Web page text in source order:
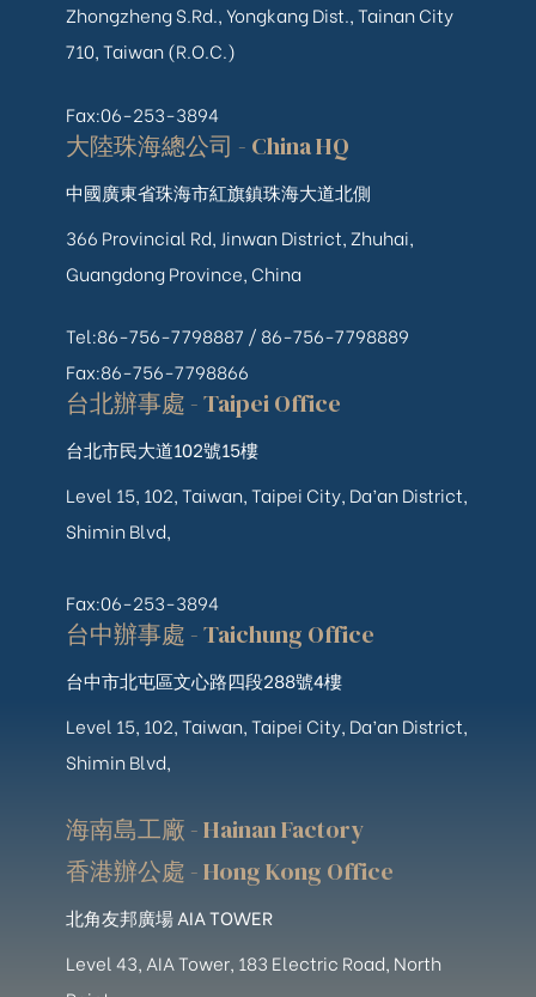
Zhongzheng S.Rd., Yongkang Dist., Tainan City
710, Taiwan (R.O.C.)
Fax:06-253-3894
大陸珠海總公司 - China HQ
中國廣東省珠海市紅旗鎮珠海大道北側
366 Provincial Rd, Jinwan District, Zhuhai,
Guangdong Province, China
Tel:86-756-7798887 / 86-756-7798889
Fax:86-756-7798866
台北辦事處 - Taipei Office
台北市民大道102號15樓
Level 15, 102, Taiwan, Taipei City, Da’an District,
Shimin Blvd,
Fax:06-253-3894
台中辦事處 - Taichung Office
台中市北屯區文心路四段288號4樓
Level 15, 102, Taiwan, Taipei City, Da’an District,
Shimin Blvd,
海南島工廠 - Hainan Factory
香港辦公處 - Hong Kong Office
北角友邦廣場 AIA TOWER
Level 43, AIA Tower, 183 Electric Road, North